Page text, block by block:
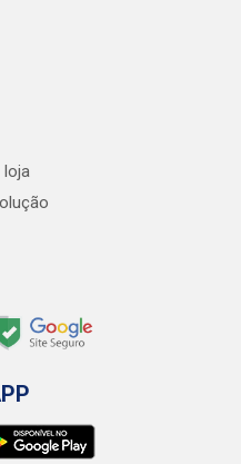
loja